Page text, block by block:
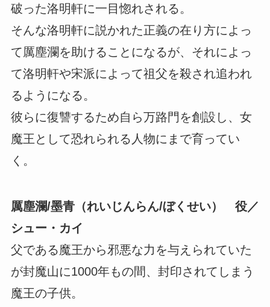
破った洛明軒に一目惚れされる。
そんな洛明軒に説かれた正義の在り方によっ
て厲塵瀾を助けることになるが、それによっ
て洛明軒や宋派によって祖父を殺され追われ
るようになる。
彼らに復讐するため自ら万路門を創設し、女
魔王として恐れられる人物にまで育ってい
く。
厲塵瀾/墨青（れいじんらん/ぼくせい） 役／
シュー・カイ
父である魔王から邪悪な力を与えられていた
が封魔山に1000年もの間、封印されてしまう
魔王の子供。